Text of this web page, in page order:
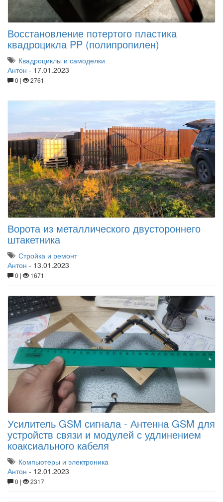
Восстановление потертого пластика
квадроцикла PP (полипропилен)
Квадроциклы и самоделки
Антон - 17.01.2023
0 | 2761
Ворота из металлического двустороннего
штакетника
Стройка и ремонт
Антон - 13.01.2023
0 | 1671
Усилитель GSM сигнала - Антенна GSM для
устройств связи и модулей с удлинением
коаксиального кабеля
Компьютеры и электроника
Антон - 12.01.2023
0 | 2317